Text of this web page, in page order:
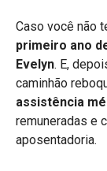
Caso você não
primeiro ano
Evelyn. E,
caminhão
assistência
remuneradas e
aposentadoria.